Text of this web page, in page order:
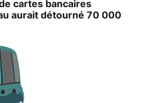
cartes bancaires
aurait détourné 70 000